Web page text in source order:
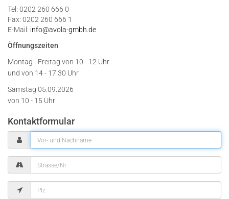
Tel: 0202 260 666 0
Fax: 0202 260 666 1
E-Mail: info@avola-gmbh.de
Öffnungszeiten
Montag - Freitag von 10 - 12 Uhr
und von 14 - 17:30 Uhr
Samstag 05.09.2026
von 10 - 15 Uhr
Kontaktformular